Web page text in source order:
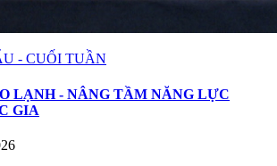
- CUỐI TUẦN
LẠNH - NÂNG TẦM NĂNG LỰC
GIA